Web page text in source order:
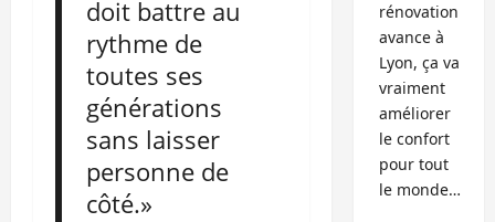
doit battre au
rythme de
toutes ses
générations
sans laisser
personne de
côté.»
rénovation
avance à
Lyon, ça va
vraiment
améliorer
le confort
pour tout
le monde…